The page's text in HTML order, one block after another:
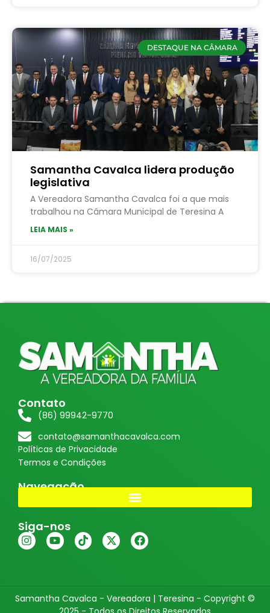
DESTAQUE NA CÂMARA
Samantha Cavalca lidera produção
legislativa
A Vereadora Samantha Cavalca foi a que mais
trabalhou na Câmara Municipal de Teresina A
LEIA MAIS »
16/07/2025
Contato
(86) 99942-9770
contato@samanthacavalca.com
Políticas de Privacidade
Termos e Condições
Navegação
Siga-nos
Samantha Cavalca - Vereadora | Teresina - Copyright ©